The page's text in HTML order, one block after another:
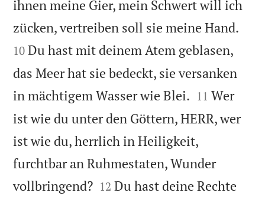
ihnen meine Gier, mein Schwert will ich
zücken, vertreiben soll sie meine Hand.
10 Du hast mit deinem Atem geblasen,
das Meer hat sie bedeckt, sie versanken
in mächtigem Wasser wie Blei. 

11 Wer
ist wie du unter den Göttern, HERR, wer
ist wie du, herrlich in Heiligkeit,
furchtbar an Ruhmestaten, Wunder
vollbringend?
12 Du hast deine Rechte